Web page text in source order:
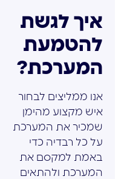
איך לגשת
להטמעת
המערכת?
אנו ממליצים לבחור
איש מקצוע מהימן
שמכיר את המערכת
על כל רבדיה כדי
באמת למקסם את
המערכת ולהתאים